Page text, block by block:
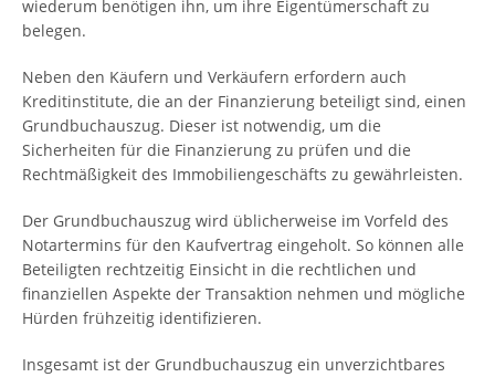
wiederum benötigen ihn, um ihre Eigentümerschaft zu
belegen.
Neben den Käufern und Verkäufern erfordern auch
Kreditinstitute, die an der Finanzierung beteiligt sind, einen
Grundbuchauszug. Dieser ist notwendig, um die
Sicherheiten für die Finanzierung zu prüfen und die
Rechtmäßigkeit des Immobiliengeschäfts zu gewährleisten.
Der Grundbuchauszug wird üblicherweise im Vorfeld des
Notartermins für den Kaufvertrag eingeholt. So können alle
Beteiligten rechtzeitig Einsicht in die rechtlichen und
finanziellen Aspekte der Transaktion nehmen und mögliche
Hürden frühzeitig identifizieren.
Insgesamt ist der Grundbuchauszug ein unverzichtbares